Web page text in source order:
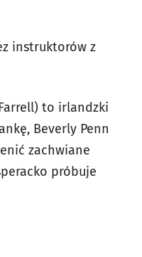
instruktorów z
to irlandzki
Beverly Penn
zachwiane
próbuje